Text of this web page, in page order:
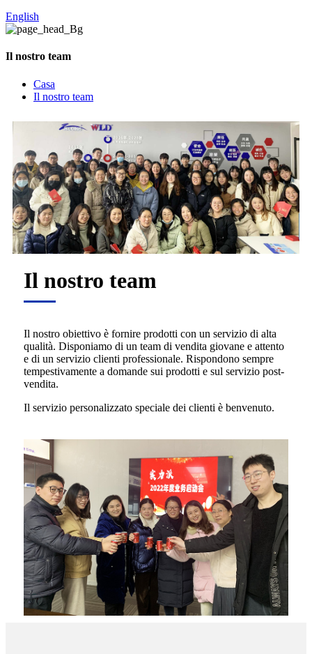
English
Il nostro team
Casa
Il nostro team
Il nostro team
Il nostro obiettivo è fornire prodotti con un servizio di alta
qualità. Disponiamo di un team di vendita giovane e attento
e di un servizio clienti professionale. Rispondono sempre
tempestivamente a domande sui prodotti e sul servizio post-
vendita.
Il servizio personalizzato speciale dei clienti è benvenuto.